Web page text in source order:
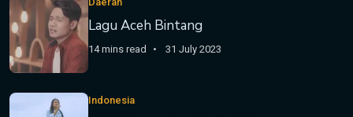
Lagu Aceh Bintang
14 mins read 31 July 2023
Indonesia